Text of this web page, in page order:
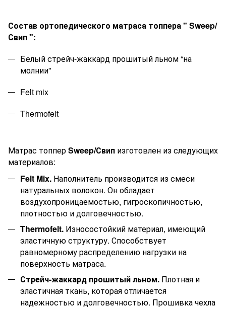
Состав ортопедического матраса топпера" Sweep/
Свип":
Белый стрейч-жаккард прошитый льном “на
молнии”
Felt mix
Thermofelt
Матрас топперSweep/Свип изготовлен из следующих
материалов:
Felt Mix. Наполнитель производится из смеси
натуральных волокон. Он обладает
воздухопроницаемостью, гигроскопичностью,
плотностью и долговечностью.
Thermofelt. Износостойкий материал, имеющий
эластичную структуру. Способствует
равномерному распределению нагрузки на
поверхность матраса.
Стрейч-жаккард прошитый льном. Плотная и
эластичная ткань, которая отличается
надежностью и долговечностью. Прошивка чехла